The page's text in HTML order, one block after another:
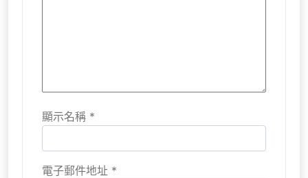
顯示名稱 *
電子郵件地址 *